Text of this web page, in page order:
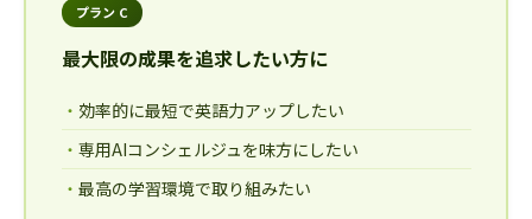
プラン C
最大限の成果を追求したい方に
効率的に最短で英語力アップしたい
専用AIコンシェルジュを味方にしたい
最高の学習環境で取り組みたい